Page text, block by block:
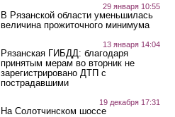
29 января 10:55
В Рязанской области уменьшилась
величина прожиточного минимума
13 января 14:04
Рязанская ГИБДД: благодаря
принятым мерам во вторник не
зарегистрировано ДТП с
пострадавшими
19 декабря 17:31
На Солотчинском шоссе